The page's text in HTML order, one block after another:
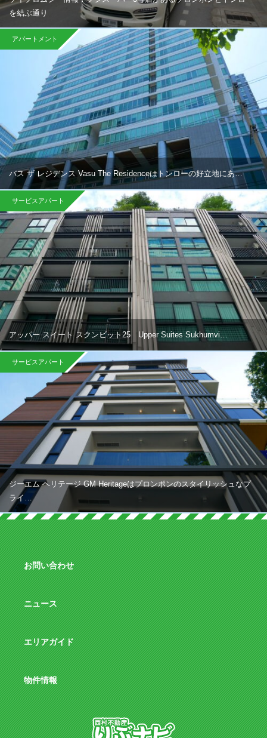
を結ぶ通り
アパートメント
バス ザ レジデンス Vasu The Residenceはトンローの好立地にあ…
サービスアパート
アッパー スイート スクンビット25 Upper Suites Sukhumvi…
サービスアパート
ジーエム ヘリテージ GM Heritageはプロンポンのスタイリッシュなプ
ライ…
お問い合わせ
ニュース
エリアガイド
物件情報